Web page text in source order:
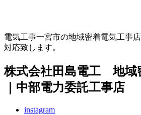
電気工事一宮市の地域密着電気工事
対応致します。
株式会社田島電工 地域
｜中部電力委託工事店
instagram